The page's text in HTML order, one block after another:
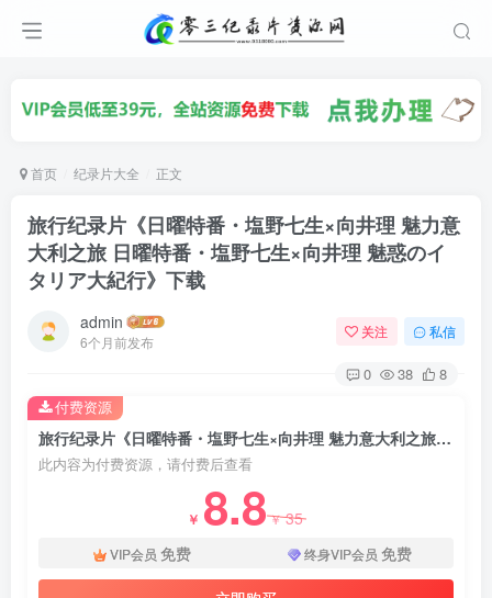
首页 纪录片大全 正文
旅行纪录片《日曜特番・塩野七生×向井理 魅力意
大利之旅 日曜特番・塩野七生×向井理 魅惑のイ
タリア大紀行》下载
admin
6个月前发布
关注 私信
0 38 8
旅行纪录片《日曜特番・塩野七生×向井理 魅力意大利之旅 日曜特番・塩野七生×向井理 魅惑のイタリア大紀行》下载
此内容为付费资源，请付费后查看
￥ 8.8￥35
VIP会员 免费 终身VIP会员 免费
付费资源